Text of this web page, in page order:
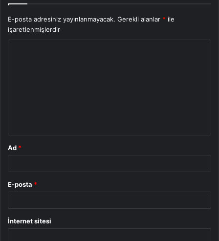
E-posta adresiniz yayınlanmayacak. Gerekli alanlar * ile
işaretlenmişlerdir
Ad *
E-posta *
İnternet sitesi